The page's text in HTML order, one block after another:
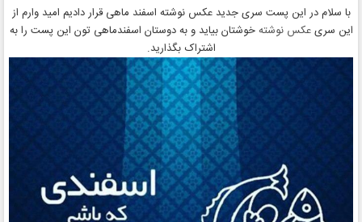
با سلام در این پست سری جدید عکس نوشته اسفند ماهی قرار دادیم امید وارم از
این سریعکس نوشته خوشتان بیاید و به دوستان اسفندماهی تون این پست را به
اشتراک بگذارید.